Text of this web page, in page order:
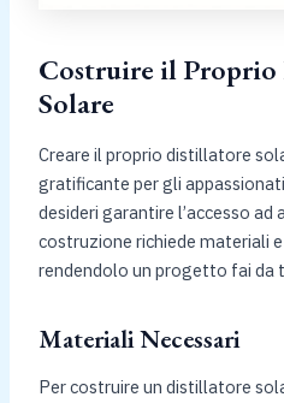
Costruire il
Solare
Creare il proprio distillatore
gratificante per gli
desideri garantire l’accesso ad
costruzione richiede materiali
rendendolo un progetto fai da
Materiali Necessari
Per costruire un distillatore